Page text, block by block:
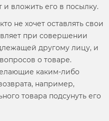
и вложить его в посылку.
не хочет оставлять свои
при совершении
другому лицу, и
о товаре.
каким-либо
например,
товара подсунуть его